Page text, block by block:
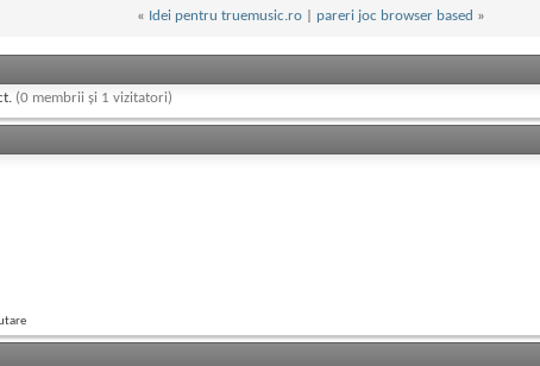
« Idei pentru truemusic.ro| pareri joc browser based »
(0 membrii și 1 vizitatori)